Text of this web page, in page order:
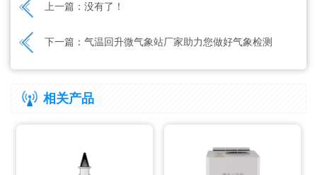
上一篇：没有了！
下一篇： 气温回升微气象站厂家助力您做好气象检测
相关产品